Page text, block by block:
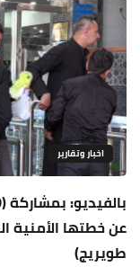
اخبار وتقارير
عن خطتها الأمنية
طويريج)